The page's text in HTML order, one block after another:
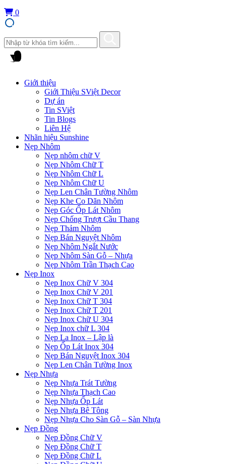
0
Giới thiệu
Giới Thiệu SViệt Decor
Dự án
Tin SViệt
Tin Blogs
Liên Hệ
Nhãn hiệu Sunshine
Nẹp Nhôm
Nẹp nhôm chữ V
Nẹp Nhôm Chữ T
Nẹp Nhôm Chữ L
Nẹp Nhôm Chữ U
Nẹp Len Chân Tường Nhôm
Nẹp Khe Co Dãn Nhôm
Nẹp Góc Ốp Lát Nhôm
Nẹp Chống Trượt Cầu Thang
Nẹp Thảm Nhôm
Nẹp Bán Nguyệt Nhôm
Nẹp Nhôm Ngắt Nước
Nẹp Nhôm Sàn Gỗ – Nhựa
Nẹp Nhôm Trần Thạch Cao
Nẹp Inox
Nẹp Inox Chữ V 304
Nẹp Inox Chữ V 201
Nẹp Inox Chữ T 304
Nẹp Inox Chữ T 201
Nẹp Inox Chữ U 304
Nẹp Inox chữ L 304
Nẹp La Inox – Lập là
Nẹp Ốp Lát Inox 304
Nẹp Bán Nguyệt Inox 304
Nẹp Len Chân Tường Inox
Nẹp Nhựa
Nẹp Nhựa Trát Tường
Nẹp Nhựa Thạch Cao
Nẹp Nhựa Ốp Lát
Nẹp Nhựa Bê Tông
Nẹp Nhựa Cho Sàn Gỗ – Sàn Nhựa
Nẹp Đồng
Nẹp Đồng Chữ V
Nẹp Đồng Chữ T
Nẹp Đồng Chữ L